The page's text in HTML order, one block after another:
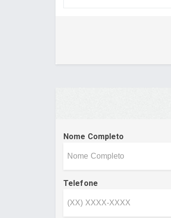
Nome Completo
Telefone